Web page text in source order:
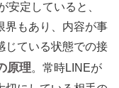
安定していると、
界もあり、内容が事
じている状態での接
原理。常時LINEが